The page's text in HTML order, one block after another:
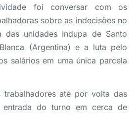
foi conversar com os
sobre as indecisões no
das unidades Indupa de Santo
(Argentina) e a luta pelo
salários em uma única parcela
até por volta das
entrada do turno em cerca de